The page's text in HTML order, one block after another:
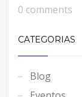
0 comments
CATEGORIAS
Blog